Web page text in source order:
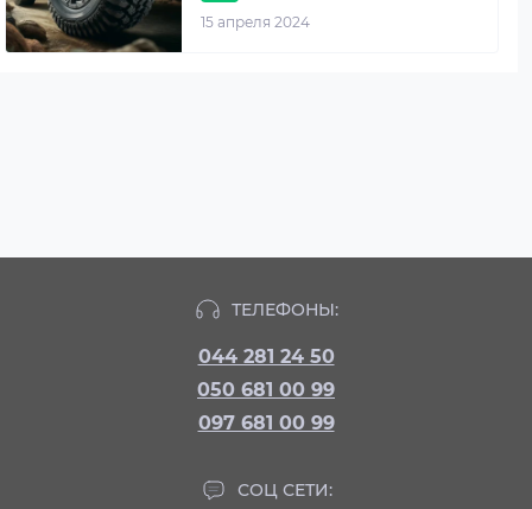
15 апреля 2024
ТЕЛЕФОНЫ:
044 281 24 50
050 681 00 99
097 681 00 99
СОЦ СЕТИ: